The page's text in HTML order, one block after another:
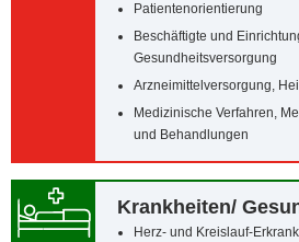
Patientenorientierung
Beschäftigte und
Gesundheitsversorgung
Arzneimittelversorgung,
Medizinische Verfahren,
und Behandlungen
Krankheiten/‌
Herz- und Kreislauf-